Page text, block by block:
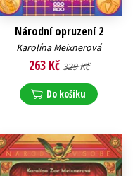
Národní opruzení 2
Karolína Meixnerová
263 Kč 329 Kč
Do košíku